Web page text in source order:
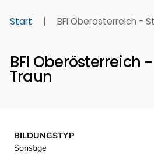
Start | BFI Oberösterreich -
BFI Oberösterreich
Traun
BILDUNGSTYP
Sonstige